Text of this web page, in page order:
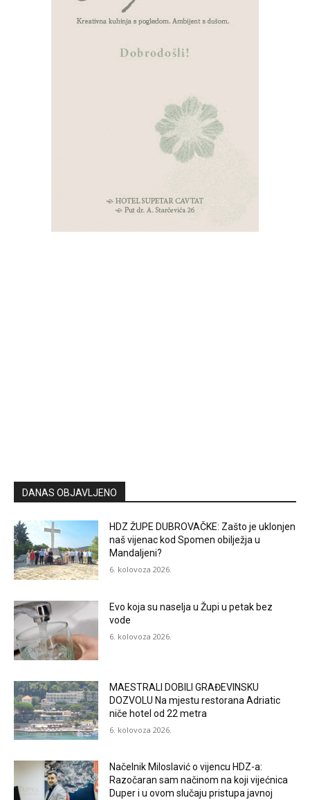
DANAS OBJAVLJENO
HDZ ŽUPE DUBROVAČKE: Zašto je uklonjen
naš vijenac kod Spomen obilježja u
Mandaljeni?
6. kolovoza 2026.
Evo koja su naselja u Župi u petak bez
vode
6. kolovoza 2026.
MAESTRALI DOBILI GRAĐEVINSKU
DOZVOLU Na mjestu restorana Adriatic
niče hotel od 22 metra
6. kolovoza 2026.
Načelnik Miloslavić o vijencu HDZ-a:
Razočaran sam načinom na koji vijećnica
Duper i u ovom slučaju pristupa javnoj